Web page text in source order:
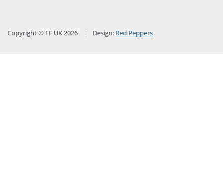
Copyright © FF UK 2026 Design: Red Peppers